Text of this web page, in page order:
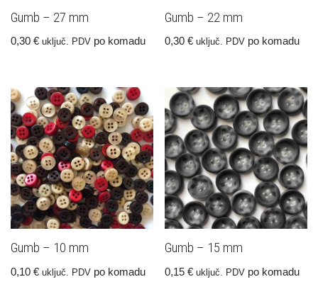
Gumb – 27 mm
0,30 € uključ. PDV po komadu
Gumb – 22 mm
0,30€ uključ. PDV po komadu
Gumb – 10 mm
0,10 € uključ. PDV po komadu
Gumb – 15 mm
0,15€ uključ. PDV po komadu